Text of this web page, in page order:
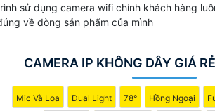
khấu cao các thương hiệu uy tín
Dahua, Hãng Imou,Hãng Hikvision
【 GIÁ CAMERA WIFI CHÍNH HÃNG
Thị trường camera wifi chính hãng
sử dụng camera wifi chính khách hàng
về dòng sản phẩm của mình
CAMERA IP KHÔNG DÂY GIÁ
Mic Và Loa Dual Light 78° Hồng Ngoại